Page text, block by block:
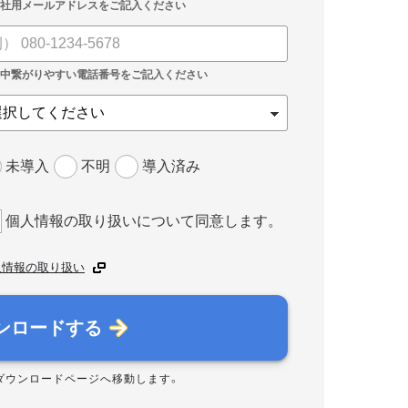
未導入 不明 導入済み
個人情報の取り扱いについて同意します。
報の取り扱い
ロードする
ウンロードページへ移動します。